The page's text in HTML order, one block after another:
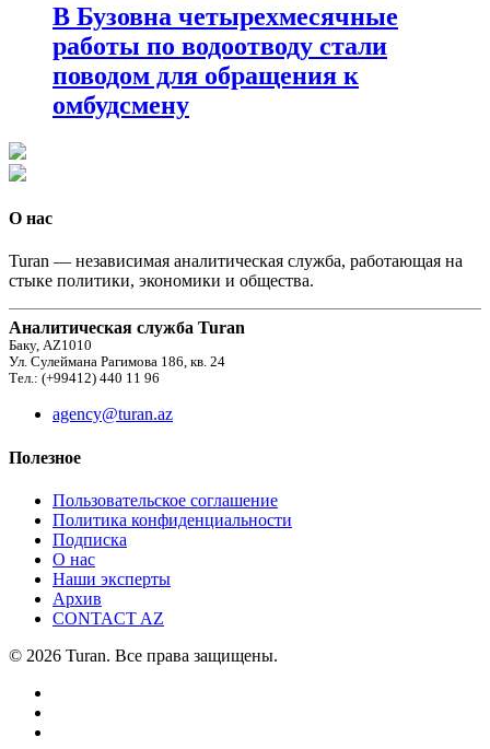
В Бузовна четырехмесячные
работы по водоотводу стали
поводом для обращения к
омбудсмену
О нас
Turan — независимая аналитическая служба, работающая на
стыке политики, экономики и общества.
Аналитическая служба Turan
Баку, AZ1010
Ул. Сулеймана Рагимова 186, кв. 24
Тел.: (+99412) 440 11 96
agency@turan.az
Полезное
Пользовательское соглашение
Политика конфиденциальности
Подписка
О нас
Наши эксперты
Архив
CONTACT AZ
© 2026 Turan. Все права защищены.